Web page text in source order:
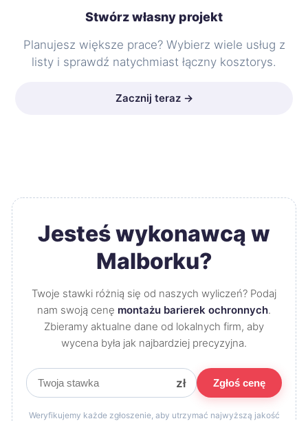
Stwórz własny projekt
Planujesz większe prace? Wybierz wiele usług z
listy i sprawdź natychmiast łączny kosztorys.
Zacznij teraz →
Jesteś wykonawcą w
Malborku?
Twoje stawki różnią się od naszych wyliczeń? Podaj
nam swoją cenę montażu barierek ochronnych.
Zbieramy aktualne dane od lokalnych firm, aby
wycena była jak najbardziej precyzyjna.
zł Zgłoś cenę
Weryfikujemy każde zgłoszenie, aby utrzymać najwyższą jakość